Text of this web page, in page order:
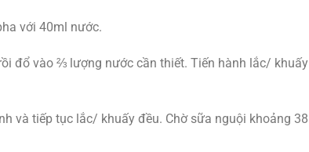
với 40ml nước.
đổ vào ⅔ lượng nước cần thiết. Tiến hành lắc/ khuấy
và tiếp tục lắc/ khuấy đều. Chờ sữa nguội khoảng 38